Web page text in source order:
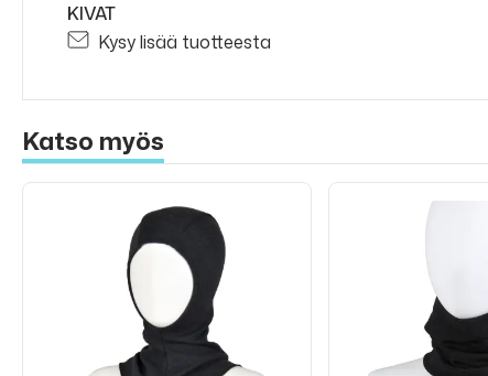
KIVAT
Kysy lisää tuotteesta
Katso myös